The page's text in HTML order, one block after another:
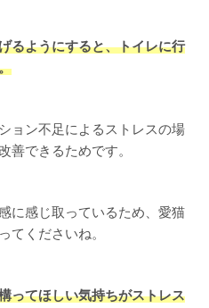
るようにすると、トイレに行
ョン不足によるストレスの場
善できるためです。
に感じ取っているため、愛猫
てくださいね。
ってほしい気持ちがストレス